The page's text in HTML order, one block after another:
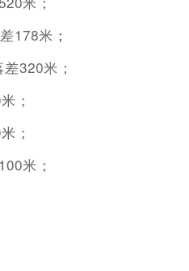
178米；
320米；
；
；
米；